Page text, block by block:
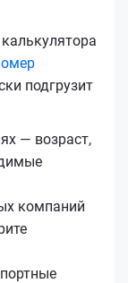
подгрузит
— возраст,
компаний